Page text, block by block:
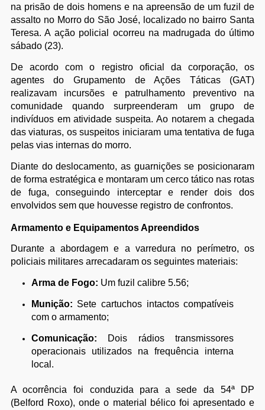
na prisão de dois homens e na apreensão de um fuzil de
assalto no Morro do São José, localizado no bairro Santa
Teresa. A ação policial ocorreu na madrugada do último
sábado (23).
De acordo com o registro oficial da corporação, os
agentes do Grupamento de Ações Táticas (GAT)
realizavam incursões e patrulhamento preventivo na
comunidade quando surpreenderam um grupo de
indivíduos em atividade suspeita. Ao notarem a chegada
das viaturas, os suspeitos iniciaram uma tentativa de fuga
pelas vias internas do morro.
Diante do deslocamento, as guarnições se posicionaram
de forma estratégica e montaram um cerco tático nas rotas
de fuga, conseguindo interceptar e render dois dos
envolvidos sem que houvesse registro de confrontos.
Armamento e Equipamentos Apreendidos
Durante a abordagem e a varredura no perímetro, os
policiais militares arrecadaram os seguintes materiais:
Arma de Fogo: Um fuzil calibre 5.56;
Munição: Sete cartuchos intactos compatíveis
com o armamento;
Comunicação: Dois rádios transmissores
operacionais utilizados na frequência interna
local.
A ocorrência foi conduzida para a sede da 54ª DP
(Belford Roxo), onde o material bélico foi apresentado e